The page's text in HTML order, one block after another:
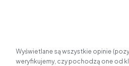
Wyświetlane są wszystkie opinie
weryfikujemy, czy pochodzą one od